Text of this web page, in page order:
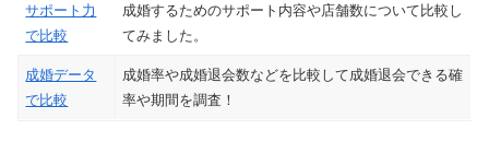
サポート力
で比較
成婚するためのサポート内容や店舗数について比較し
てみました。
成婚データ
で比較
成婚率や成婚退会数などを比較して成婚退会できる確
率や期間を調査！